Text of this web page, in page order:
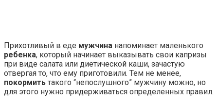
Прихотливый в еде мужчина напоминает маленького
ребенка, который начинает выказывать свои капризы
при виде салата или диетической каши, зачастую
отвергая то, что ему приготовили. Тем не менее,
покормить такого “непослушного” мужчину можно, но
для этого нужно придерживаться определенных правил.